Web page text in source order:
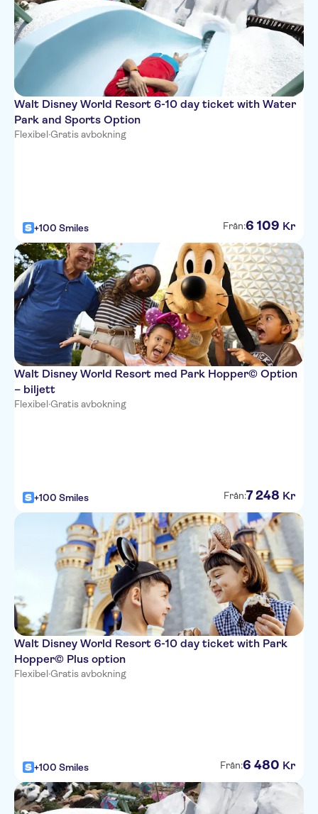
Walt Disney World Resort 6-10 day ticket with Water
Park and Sports Option
Flexibel·Gratis avbokning
+100 Smiles Från:6 109 Kr
Walt Disney World Resort med Park Hopper© Option
– biljett
Flexibel·Gratis avbokning
+100 Smiles Från:7 248 Kr
Walt Disney World Resort 6-10 day ticket with Park
Hopper© Plus option
Flexibel·Gratis avbokning
+100 Smiles Från:6 480 Kr